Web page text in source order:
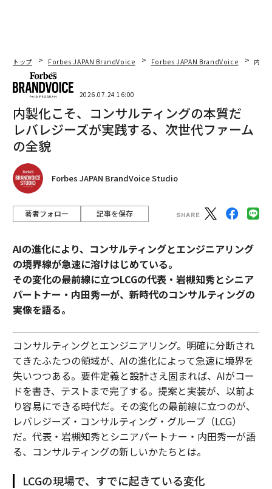
トップ Forbes JAPAN BrandVoice Forbes JAPAN BrandVoice 内製
2026.07.24 16:00
内製化こそ、コンサルティングの本質だ
レバレジーズが実践する、次世代ファーム
の全貌
Forbes JAPAN BrandVoice Studio
著者フォロー 記事を保存
AIの進化により、コンサルティングとエンジニアリング
の境界線が急速に溶けはじめている。
その変化の最前線に立つLCGの代表・岩槻知秀とシニア
パートナー・内田秀一が、新時代のコンサルティングの
実像を語る。
コンサルティングとエンジニアリング。明確に分断され
てきたふたつの領域が、AIの進化によって急速に境界を
失いつつある。要件定義と設計さえ固まれば、AIがコー
ドを書き、テストまで完了する。提案と実装が、以前よ
り容易にできる時代だ。その変化の最前線に立つのが、
レバレジーズ・コンサルティング・グループ（LCG）
だ。代表・岩槻知秀とシニアパートナー・内田秀一が語
る、コンサルティングの新しいかたちとは。
LCGの現場で、すでに起きている変化